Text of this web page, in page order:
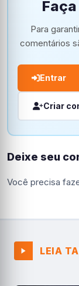
Para
comentários
Entrar
Criar
Deixe seu
Você precisa
LEIA